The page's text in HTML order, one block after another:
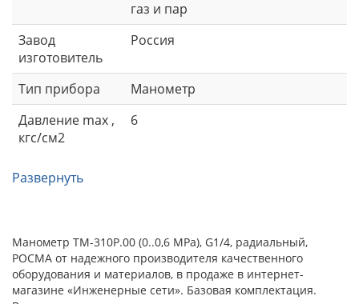
газ и пар
Завод
изготовитель
Россия
Тип прибора
Манометр
Давление max ,
кгс/см2
6
Развернуть
Манометр ТМ-310Р.00 (0..0,6 МРа), G1/4, радиальный,
РОСМА от надежного производителя качественного
оборудования и материалов, в продаже в интернет-
магазине «Инженерные сети». Базовая комплектация.